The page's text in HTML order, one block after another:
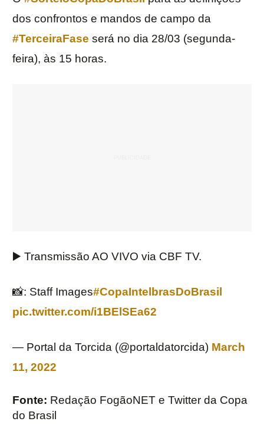
dos confrontos e mandos de campo da
#TerceiraFase será no dia 28/03 (segunda-
feira), às 15 horas.
▶️ Transmissão AO VIVO via CBF TV.
📸: Staff Images#CopaIntelbrasDoBrasil
pic.twitter.com/i1BElSEa62
— Portal da Torcida (@portaldatorcida) March
11, 2022
Fonte: Redação FogãoNET e Twitter da Copa
do Brasil